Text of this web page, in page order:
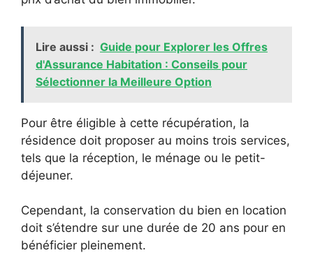
Lire aussi : Guide pour Explorer les Offres
d'Assurance Habitation : Conseils pour
Sélectionner la Meilleure Option
Pour être éligible à cette récupération, la
résidence doit proposer au moins trois services,
tels que la réception, le ménage ou le petit-
déjeuner.
Cependant, la conservation du bien en location
doit s’étendre sur une durée de 20 ans pour en
bénéficier pleinement.